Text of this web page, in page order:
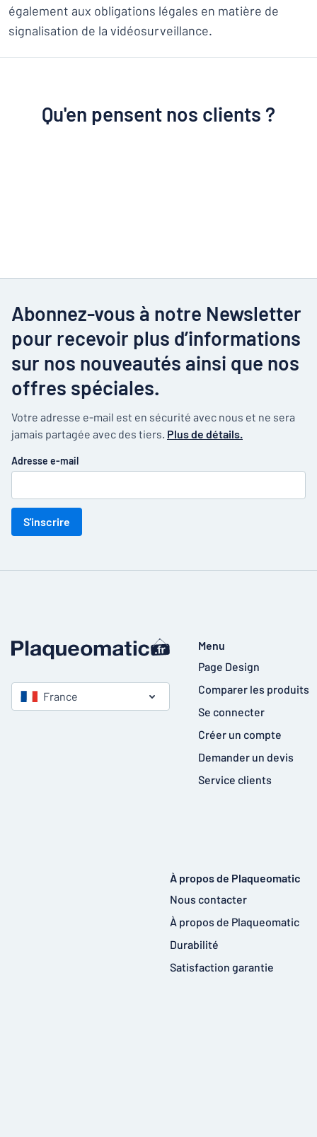
également aux obligations légales en matière de
signalisation de la vidéosurveillance.
Qu'en pensent nos clients ?
Abonnez-vous à notre Newsletter
pour recevoir plus d’informations
sur nos nouveautés ainsi que nos
offres spéciales.
Votre adresse e-mail est en sécurité avec nous et ne sera
jamais partagée avec des tiers. Plus de détails.
Adresse e-mail
S'inscrire
France
Menu
Page Design
Comparer les produits
Se connecter
Créer un compte
Demander un devis
Service clients
À propos de Plaqueomatic
Nous contacter
À propos de Plaqueomatic
Durabilité
Satisfaction garantie